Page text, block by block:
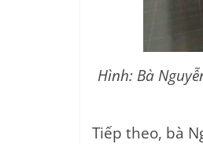
Hình: Bà
Tiếp theo, bà